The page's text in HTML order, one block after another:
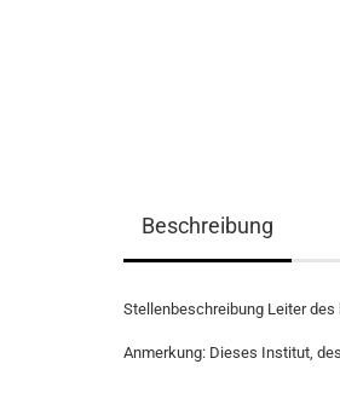
Beschreibung
Stellenbeschreibung Leiter
Anmerkung: Dieses Institut,